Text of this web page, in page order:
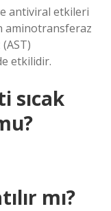
antiviral etkileri
aminotransferaz
etkilidir.
sıcak
mı?